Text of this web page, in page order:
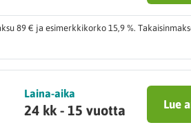
89 € ja esimerkkikorko 15,9 %.
Laina-aika
24 kk - 15 vuotta Lue